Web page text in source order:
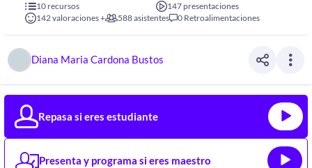
10 recursos
147 presentaciones
142 valoraciones +
588 asistentes 0 Retroalimentaciones
Diana Maria Cardona Bustos
Repasa si eres estudiante
Presenta y programa si eres maestro